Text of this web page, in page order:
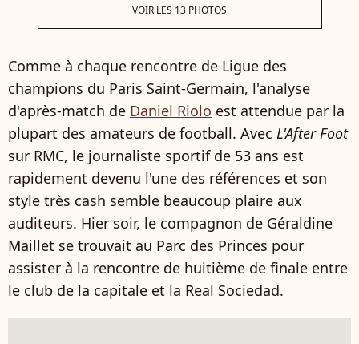
VOIR LES 13 PHOTOS
Comme à chaque rencontre de Ligue des
champions du Paris Saint-Germain, l'analyse
d'après-match de Daniel Riolo est attendue par la
plupart des amateurs de football. Avec L'After Foot
sur RMC, le journaliste sportif de 53 ans est
rapidement devenu l'une des références et son
style très cash semble beaucoup plaire aux
auditeurs. Hier soir, le compagnon de Géraldine
Maillet se trouvait au Parc des Princes pour
assister à la rencontre de huitième de finale entre
le club de la capitale et la Real Sociedad.